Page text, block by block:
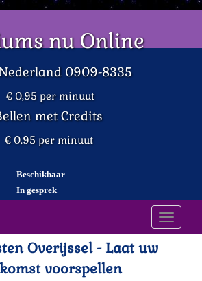
nu Online
0909-8335
€ 0,95 per minuut
met Credits
€ 0,95 per minuut
Beschikbaar
In gesprek
Toggle
Overijssel - Laat uw
voorspellen